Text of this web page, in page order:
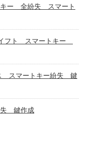
ー 全紛失 スマート
ト スマートキー
マートキー紛失 鍵
鍵作成